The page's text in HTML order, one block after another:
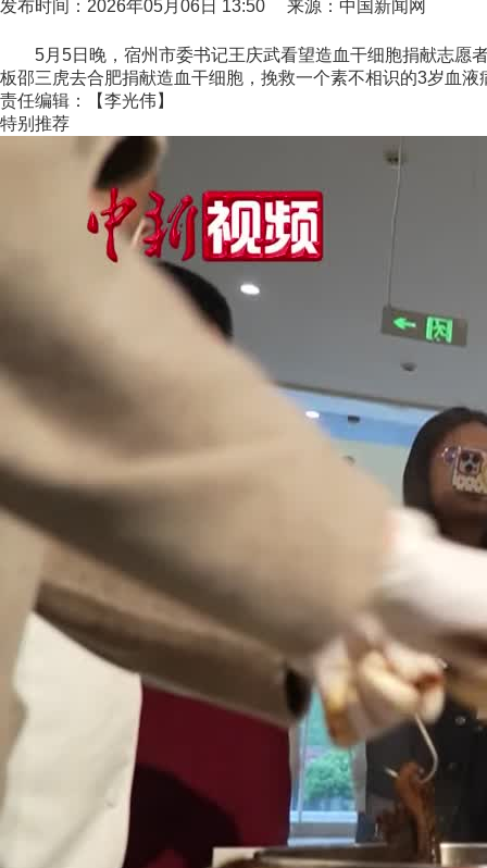
发布时间：2026年05月06日 13:50 来源：中国新闻网
5月5日晚，宿州市委书记王庆武看望造血干细胞捐献志愿者
板邵三虎去合肥捐献造血干细胞，挽救一个素不相识的3岁血
责任编辑：【李光伟】
特别推荐